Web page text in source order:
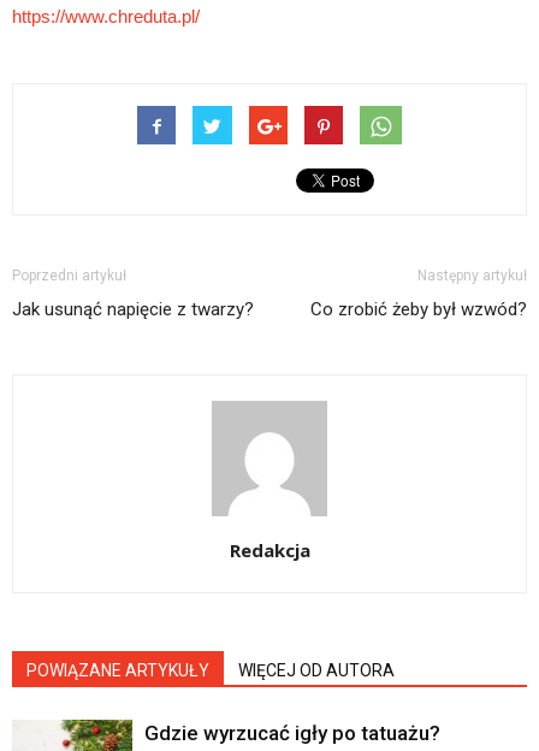
https://www.chreduta.pl/
Poprzedni artykuł
Jak usunąć napięcie z twarzy?
Następny artykuł
Co zrobić żeby był wzwód?
Redakcja
POWIĄZANE ARTYKUŁY WIĘCEJ OD AUTORA
Gdzie wyrzucać igły po tatuażu?